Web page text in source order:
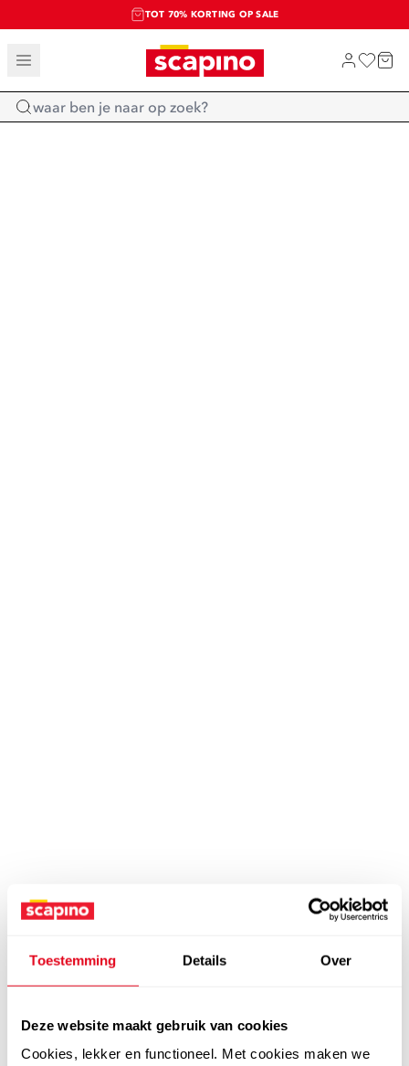
Toestemming Details Over
Deze website maakt gebruik van cookies
Cookies, lekker en functioneel. Met cookies maken we
TOT 70% KORTING OP SALE
SALE: LAATSTE KANS!
SHOP NIEUW
Home